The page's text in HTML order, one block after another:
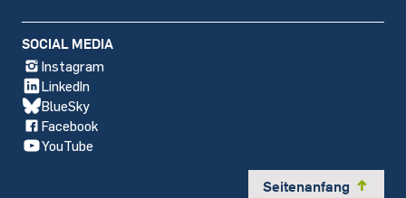
SOCIAL MEDIA
Instagram
LinkedIn
BlueSky
Facebook
YouTube
Seitenanfang y